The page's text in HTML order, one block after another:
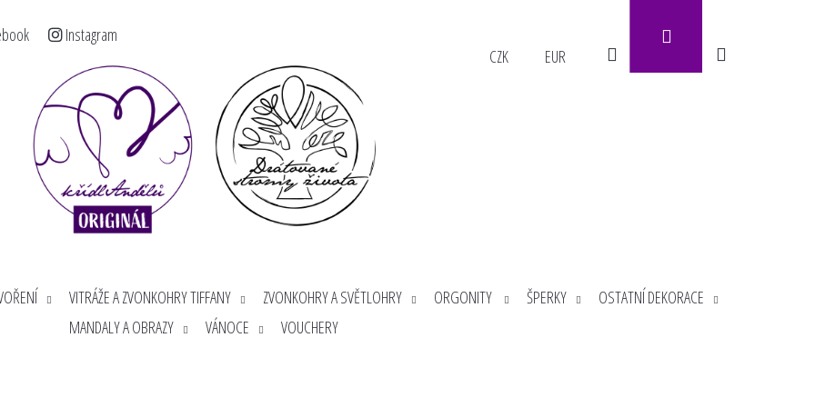
Instagram
VITRÁŽE A ZVONKOHRY TIFFANY ZVONKOHRY A SVĚTLOHRY ORGONITY ŠPERKY
OSTATNÍ DEKORACE
MANDALY A OBRAZY
VÁNOCE VOUCHERY
CZK EUR
Co potřebujete najít?
HLEDAT